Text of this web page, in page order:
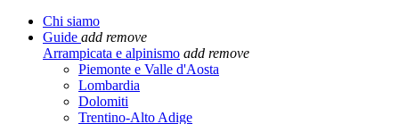
Chi siamo
Guide add remove
Arrampicata e alpinismo add remove
Piemonte e Valle d'Aosta
Lombardia
Dolomiti
Trentino-Alto Adige